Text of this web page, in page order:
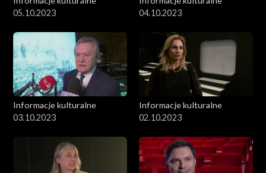
05.10.2023
04.10.2023
Informacje kulturalne
03.10.2023
Informacje kulturalne
02.10.2023